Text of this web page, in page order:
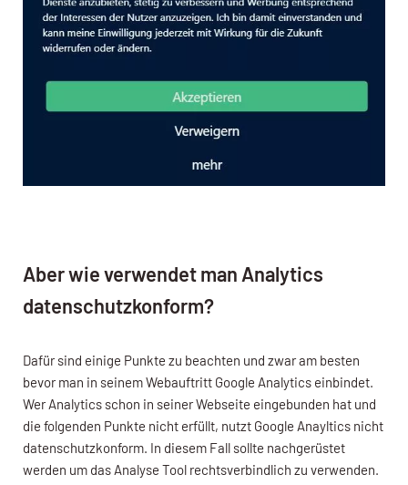
Aber wie verwendet man Analytics
datenschutzkonform?
Dafür sind einige Punkte zu beachten und zwar am besten
bevor man in seinem Webauftritt Google Analytics einbindet.
Wer Analytics schon in seiner Webseite eingebunden hat und
die folgenden Punkte nicht erfüllt, nutzt Google Anayltics nicht
datenschutzkonform. In diesem Fall sollte nachgerüstet
werden um das Analyse Tool rechtsverbindlich zu verwenden.